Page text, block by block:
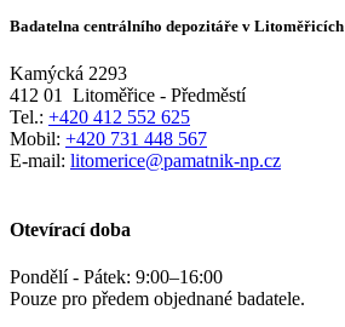
Badatelna centrálního depozitáře v Litoměřicích
Kamýcká 2293
412 01
Litoměřice - Předměstí
Tel.: +420 412 552 625
Mobil: +420 731 448 567
E-mail: litomerice@pamatnik-np.cz
Otevírací doba
Pondělí - Pátek: 9:00–16:00
Pouze pro předem objednané badatele.